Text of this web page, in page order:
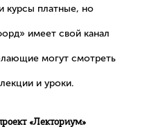
курсы платные, но
имеет свой канал
могут смотреть
и уроки.
«Лекториум»